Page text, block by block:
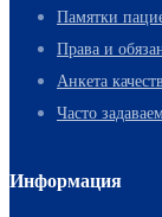
Памятки
Права и
Анкета
Часто
Информация